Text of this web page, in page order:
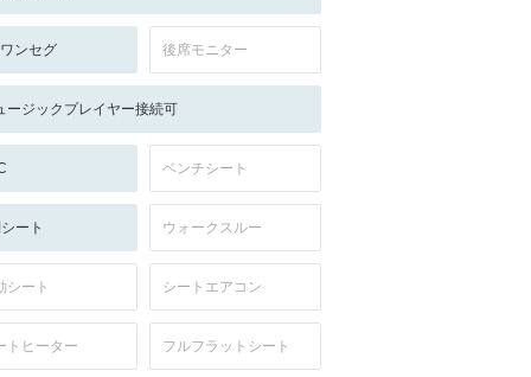
ンセグ 後席モニター
ージックプレイヤー接続可
ベンチシート
ート ウォークスルー
シート シートエアコン
トヒーター フルフラットシート